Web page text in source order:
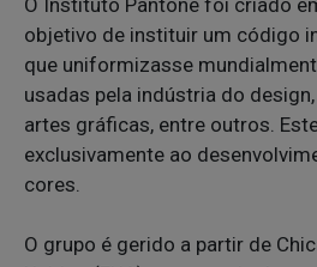
objetivo de instituir um código
que uniformizasse
usadas pela indústria do
artes gráficas, entre outros.
exclusivamente ao
cores.
O grupo é gerido a partir de